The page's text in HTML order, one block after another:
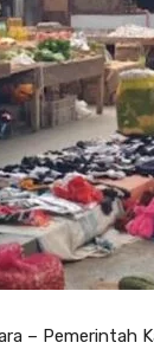
– Pemerintah